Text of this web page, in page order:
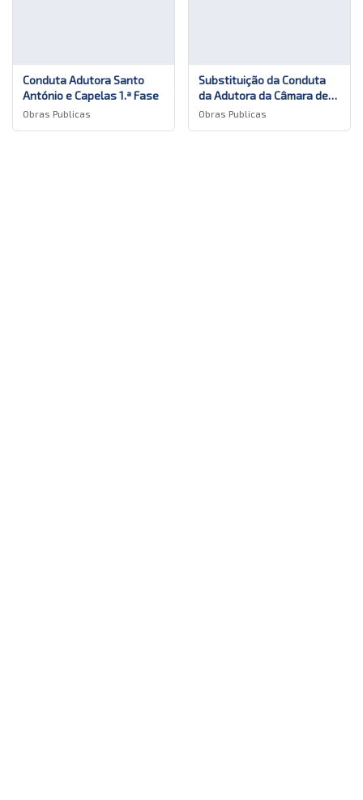
Conduta Adutora Santo
António e Capelas 1.ª Fase
Obras Publicas
Substituição da Conduta
da Adutora da Câmara de
Derivação e a ETAR das
Obras Publicas
Apagar histórico de conversação?